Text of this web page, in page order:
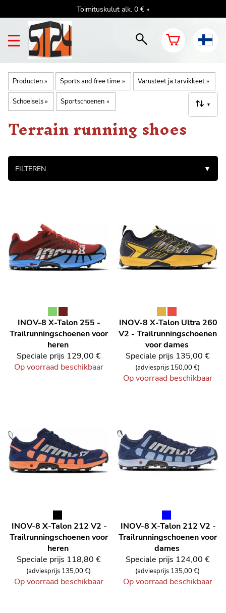
Toimituskulut alk. 0 € »
Producten‪» Sports and free time ‪» Varusteet ja tarvikkeet‪»
Schoeisels‪» Sportschoenen ‪» ▼
Terrain running shoes
FILTEREN ▼
INOV-8 X-Talon 255 -
Trailrunningschoenen voor
heren
Speciale prijs 129,00 €
Op voorraad beschikbaar
INOV-8 X-Talon Ultra 260
V2 - Trailrunningschoenen
voor dames
Speciale prijs 135,00 €
(adviesprijs 150,00 €)
Op voorraad beschikbaar
INOV-8 X-Talon 212 V2 -
Trailrunningschoenen voor
heren
Speciale prijs 118,80 €
(adviesprijs 135,00 €)
Op voorraad beschikbaar
INOV-8 X-Talon 212 V2 -
Trailrunningschoenen voor
dames
Speciale prijs 124,00 €
(adviesprijs 135,00 €)
Op voorraad beschikbaar